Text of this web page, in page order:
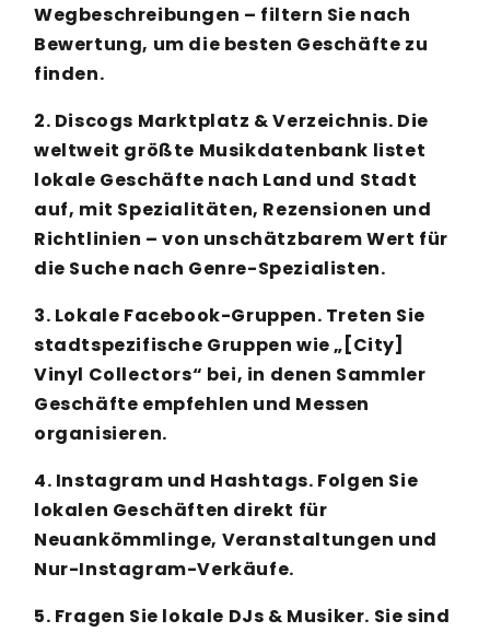
Wegbeschreibungen – filtern Sie nach
Bewertung, um die besten Geschäfte zu
finden.
2. Discogs Marktplatz & Verzeichnis. Die
weltweit größte Musikdatenbank listet
lokale Geschäfte nach Land und Stadt
auf, mit Spezialitäten, Rezensionen und
Richtlinien – von unschätzbarem Wert für
die Suche nach Genre-Spezialisten.
3. Lokale Facebook-Gruppen. Treten Sie
stadtspezifische Gruppen wie „[City]
Vinyl Collectors“ bei, in denen Sammler
Geschäfte empfehlen und Messen
organisieren.
4. Instagram und Hashtags. Folgen Sie
lokalen Geschäften direkt für
Neuankömmlinge, Veranstaltungen und
Nur-Instagram-Verkäufe.
5. Fragen Sie lokale DJs & Musiker. Sie sind